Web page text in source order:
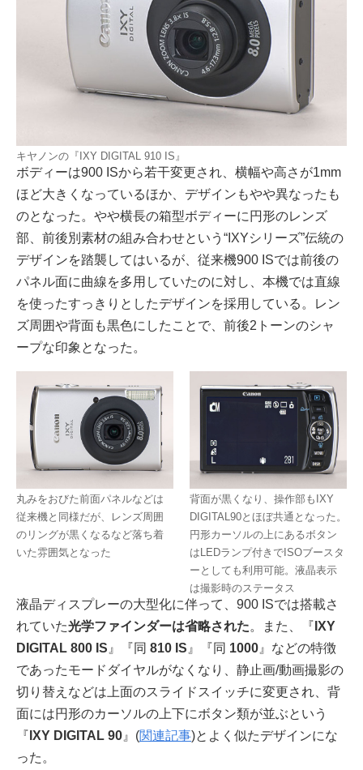
キヤノンの『IXY DIGITAL 910 IS』
ボディーは900 ISから若干変更され、横幅や高さが1mm
ほど大きくなっているほか、デザインもやや異なったも
のとなった。やや横長の箱型ボディーに円形のレンズ
部、前後別素材の組み合わせという“IXYシリーズ”伝統の
デザインを踏襲してはいるが、従来機900 ISでは前後の
パネル面に曲線を多用していたのに対し、本機では直線
を使ったすっきりとしたデザインを採用している。レン
ズ周囲や背面も黒色にしたことで、前後2トーンのシャ
ープな印象となった。
丸みをおびた前面パネルなどは
従来機と同様だが、レンズ周囲
のリングが黒くなるなど落ち着
いた雰囲気となった
背面が黒くなり、操作部もIXY
DIGITAL90とほぼ共通となった。
円形カーソルの上にあるボタン
はLEDランプ付きでISOブースタ
ーとしても利用可能。液晶表示
は撮影時のステータス
液晶ディスプレーの大型化に伴って、900 ISでは搭載さ
れていた光学ファインダーは省略された。また、『 IXY
DIGITAL 800 IS 』『同 810 IS 』『同 1000 』などの特徴
であったモードダイヤルがなくなり、静止画/動画撮影の
切り替えなどは上面のスライドスイッチに変更され、背
面には円形のカーソルの上下にボタン類が並ぶという
『 IXY DIGITAL 90 』(関連記事)とよく似たデザインにな
った。